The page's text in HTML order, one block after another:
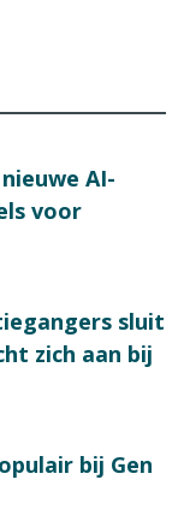
AI-
voor
sluit
zich aan bij
bij Gen